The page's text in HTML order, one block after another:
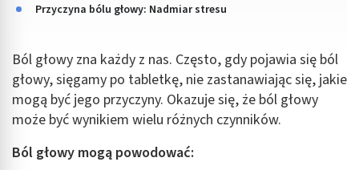
Przyczyna bólu głowy: Nadmiar stresu
Ból głowy zna każdy z nas. Często, gdy pojawia się ból
głowy, sięgamy po tabletkę, nie zastanawiając się, jakie
mogą być jego przyczyny. Okazuje się, że ból głowy
może być wynikiem wielu różnych czynników.
Ból głowy mogą powodować: